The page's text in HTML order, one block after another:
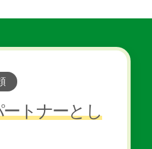
トナーとし